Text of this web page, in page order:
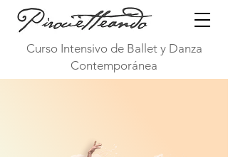
Curso Intensivo de Ballet y Danza
Contemporánea